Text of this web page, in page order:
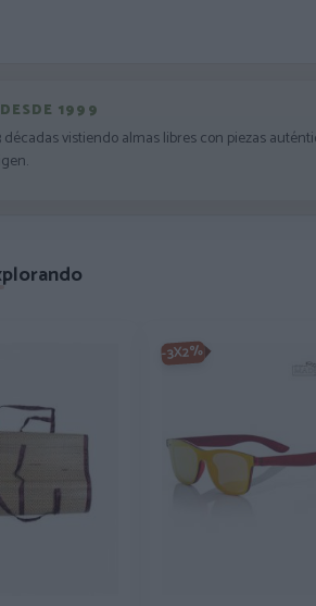
1999
décadas vistiendo almas libres con piezas
-3X2%